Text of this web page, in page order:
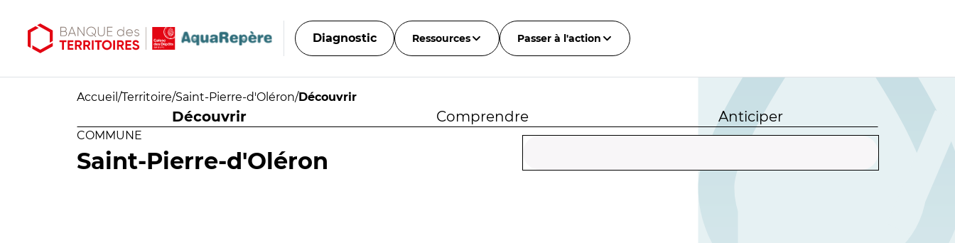
Diagnostic Ressources Passer à l'action
Accueil /Territoire/Saint-Pierre-d'Oléron/Découvrir
Découvrir Comprendre Anticiper
COMMUNE
Saint-Pierre-d'Oléron